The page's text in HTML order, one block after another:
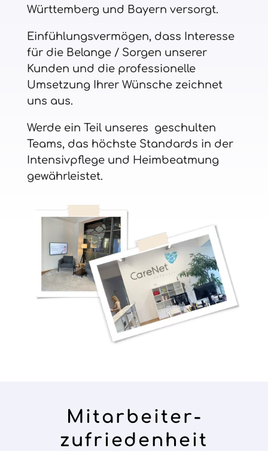
Württemberg und Bayern versorgt.
Einfühlungsvermögen, dass Interesse
für die Belange / Sorgen unserer
Kunden und die professionelle
Umsetzung Ihrer Wünsche zeichnet
uns aus.
Werde ein Teil unseres geschulten
Teams, das höchste Standards in der
Intensivpflege und Heimbeatmung
gewährleistet.
Mitarbeiter­
zufriedenheit